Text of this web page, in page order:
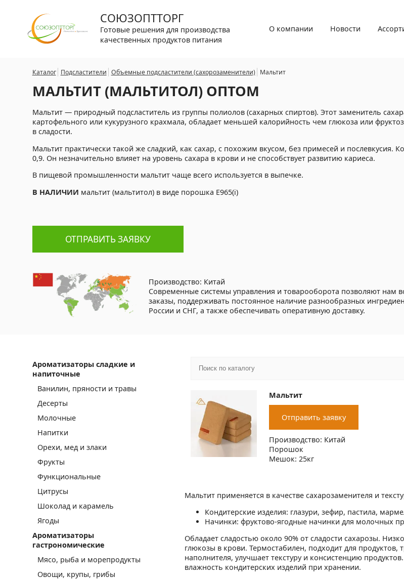
Каталог Подсластители Объемные подсластители (сахорозаменители) Мальтит
МАЛЬТИТ (МАЛЬТИТОЛ) ОПТОМ
Мальтит — природный подсластитель из группы полиолов (сахарных спиртов). Этот заменитель
картофельного или кукурузного крахмала, обладает меньшей калорийность чем глюкоза или
в сладости.
Мальтит практически такой же сладкий, как сахар, с похожим вкусом, без примесей и послевкусия.
0,9. Он незначительно влияет на уровень сахара в крови и не способствует развитию кариеса.
В пищевой промышленности мальтит чаще всего используется в выпечке.
В НАЛИЧИИ мальтит (мальтитол) в виде порошка Е965(i)
ОТПРАВИТЬ ЗАЯВКУ
Производство: Китай
Современные системы управления и товарооборота позволяют нам
заказы, поддерживать постоянное наличие разнообразных
России и СНГ, а также обеспечивать оперативную доставку.
Мальтит
Отправить заявку
Производство: Китай
Порошок
Мешок: 25кг
Мальтит применяется в качестве сахарозаменителя и
Кондитерские изделия: глазури, зефир, пастила,
Начинки: фруктово-ягодные начинки для молочных
Обладает сладостью около 90% от сладости сахарозы.
глюкозы в крови. Термостабилен, подходит для
наполнителя, улучшает текстуру и консистенцию
влажность кондитерских изделий при хранении.
Ароматизаторы сладкие и
напиточные
Ванилин, пряности и травы
Десерты
Молочные
Напитки
Орехи, мед и злаки
Фрукты
Функциональные
Цитрусы
Шоколад и карамель
Ягоды
Ароматизаторы
гастрономические
Мясо, рыба и морепродукты
Овощи, крупы, грибы
СОЮЗОПТТОРГ
Готовые решения для производства
качественных продуктов питания
О компании Новости